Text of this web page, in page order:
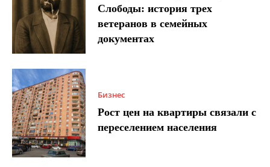
Слободы: история трех
ветеранов в семейных
документах
Бизнес
Рост цен на квартиры связали с
переселением населения